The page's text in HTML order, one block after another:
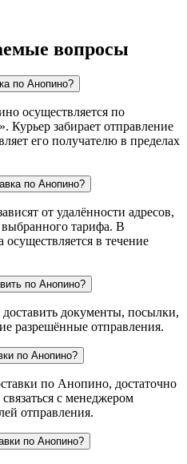
вопросы
по Анопино?
осуществляется по
Курьер забирает отправление
его получателю в пределах
по Анопино?
от удалённости адресов,
тарифа. В
осуществляется в течение
по Анопино?
документы, посылки,
разрешённые отправления.
по Анопино?
по Анопино, достаточно
с менеджером
отправления.
по Анопино?